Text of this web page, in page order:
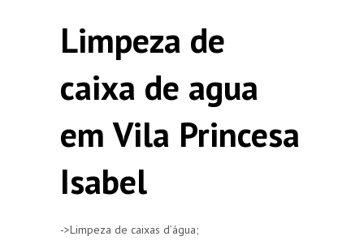
Limpeza de
caixa de agua
em Vila Princesa
Isabel
->Limpeza de caixas d’água;